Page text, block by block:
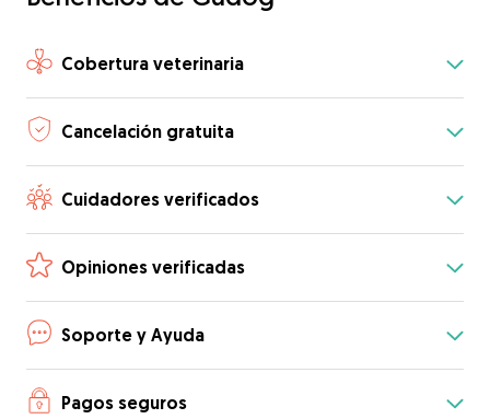
Cobertura veterinaria
Cancelación gratuita
Cuidadores verificados
Opiniones verificadas
Soporte y Ayuda
Pagos seguros